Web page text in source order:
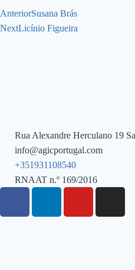
AnteriorSusana Brás
NextLicínio Figueira
Rua Alexandre Herculano 19
info@agicportugal.com
+351931108540
RNAAT n.º 169/2016